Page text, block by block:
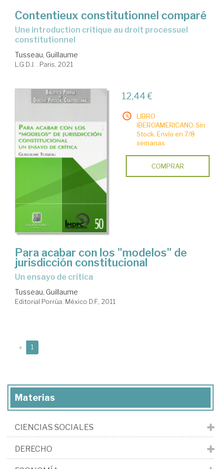
Contentieux constitutionnel comparé
une introduction critique au droit processuel
constitutionnel
Tusseau, Guillaume
L.G.D.J. . Paris, 2021
12,44 €
LIBRO
IBEROAMERICANO. Sin
Stock. Envío en 7/8
semanas.
COMPRAR
Para acabar con los "modelos" de
jurisdicción constitucional
un ensayo de crítica
Tusseau, Guillaume
Editorial Porrúa. México D.F., 2011
« 1
Materias
CIENCIAS SOCIALES
DERECHO